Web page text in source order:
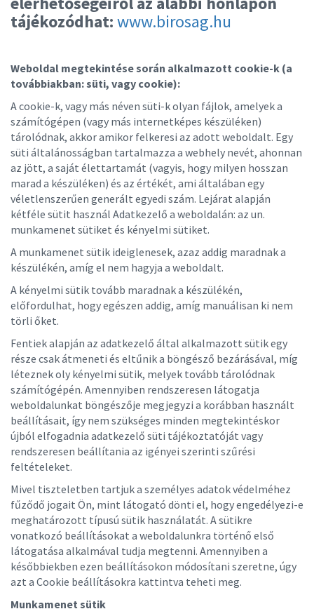
tájékozódhat:www.birosag.hu
Weboldal megtekintése során alkalmazott cookie-k (a
továbbiakban: süti, vagy cookie):
A cookie-k, vagy más néven süti-k olyan fájlok, amelyek a
számítógépen (vagy más internetképes készüléken)
tárolódnak, akkor amikor felkeresi az adott weboldalt. Egy
süti általánosságban tartalmazza a webhely nevét, ahonnan
az jött, a saját élettartamát (vagyis, hogy milyen hosszan
marad a készüléken) és az értékét, ami általában egy
véletlenszerűen generált egyedi szám. Lejárat alapján
kétféle sütit használ Adatkezelő a weboldalán: az un.
munkamenet sütiket és kényelmi sütiket.
A munkamenet sütik ideiglenesek, azaz addig maradnak a
készülékén, amíg el nem hagyja a weboldalt.
A kényelmi sütik tovább maradnak a készülékén,
előfordulhat, hogy egészen addig, amíg manuálisan ki nem
törli őket.
Fentiek alapján az adatkezelő által alkalmazott sütik egy
része csak átmeneti és eltűnik a böngésző bezárásával, míg
léteznek oly kényelmi sütik, melyek tovább tárolódnak
számítógépén. Amennyiben rendszeresen látogatja
weboldalunkat böngészője megjegyzi a korábban használt
beállításait, így nem szükséges minden megtekintéskor
újból elfogadnia adatkezelő süti tájékoztatóját vagy
rendszeresen beállítania az igényei szerinti szűrési
feltételeket.
Mivel tiszteletben tartjuk a személyes adatok védelméhez
fűződő jogait Ön, mint látogató dönti el, hogy engedélyezi-e
meghatározott típusú sütik használatát. A sütikre
vonatkozó beállításokat a weboldalunkra történő első
látogatása alkalmával tudja megtenni. Amennyiben a
későbbiekben ezen beállításokon módosítani szeretne, úgy
azt a Cookie beállításokra kattintva teheti meg.
Munkamenet sütik